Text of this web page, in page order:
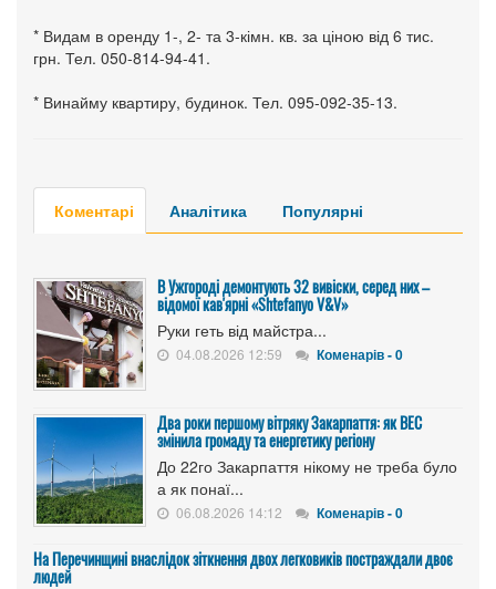
* Видам в оренду 1-, 2- та 3-кімн. кв. за ціною від 6 тис.
грн. Тел. 050-814-94-41.
* Винайму квартиру, будинок. Тел. 095-092-35-13.
Коментарі Аналітика Популярні
В Ужгороді демонтують 32 вивіски, серед них –
відомої кав'ярні «Shtefanyo V&V»
Руки геть від майстра...
04.08.2026 12:59 Коменарів - 0
Два роки першому вітряку Закарпаття: як ВЕС
змінила громаду та енергетику регіону
До 22го Закарпаття нікому не треба було
а як понаї...
06.08.2026 14:12 Коменарів - 0
На Перечинщині внаслідок зіткнення двох легковиків постраждали двоє
людей